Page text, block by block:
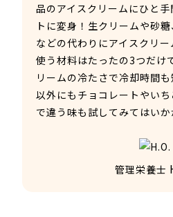
品のアイスクリームにひと
トに変身！生クリームや砂
などの代わりにアイスクリ
使う材料はたったの3つだけ
リームの冷たさで冷却時間
以外にもチョコレートやい
で違う味も試してみてはい
管理栄養士